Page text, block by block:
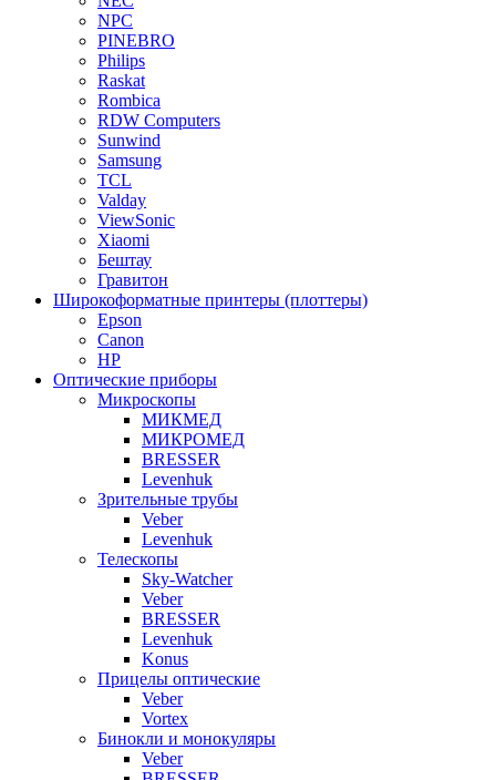
NPC
PINEBRO
Philips
Raskat
Rombica
RDW Computers
Sunwind
Samsung
TCL
Valday
ViewSonic
Xiaomi
Бештау
Гравитон
Широкоформатные принтеры (плоттеры)
Epson
Canon
HP
Оптические приборы
Микроскопы
МИКМЕД
МИКРОМЕД
BRESSER
Levenhuk
Зрительные трубы
Veber
Levenhuk
Телескопы
Sky-Watcher
Veber
BRESSER
Levenhuk
Konus
Прицелы оптические
Veber
Vortex
Бинокли и монокуляры
Veber